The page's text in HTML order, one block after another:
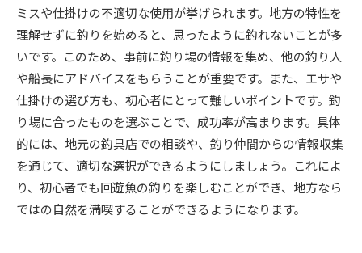
ミスや仕掛けの不適切な使用が挙げられます。地方の特性を
理解せずに釣りを始めると、思ったように釣れないことが多
いです。このため、事前に釣り場の情報を集め、他の釣り人
や船長にアドバイスをもらうことが重要です。また、エサや
仕掛けの選び方も、初心者にとって難しいポイントです。釣
り場に合ったものを選ぶことで、成功率が高まります。具体
的には、地元の釣具店での相談や、釣り仲間からの情報収集
を通じて、適切な選択ができるようにしましょう。これによ
り、初心者でも回遊魚の釣りを楽しむことができ、地方なら
ではの自然を満喫することができるようになります。